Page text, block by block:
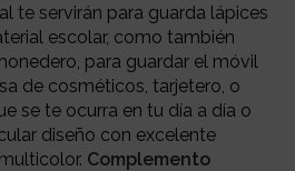
te servirán para guarda lápices
escolar, como también
para guardar el móvil
de cosméticos, tarjetero, o
se te ocurra en tu día a día o
diseño con excelente
Complemento